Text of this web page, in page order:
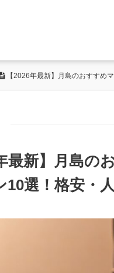
【2026年最新】月島のおすすめ
最新】月島
10選！格安・